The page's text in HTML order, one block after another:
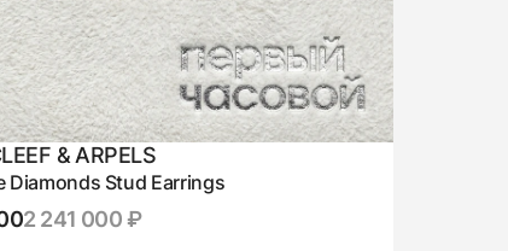
& ARPELS
Diamonds Stud Earrings
2 241 000 ₽